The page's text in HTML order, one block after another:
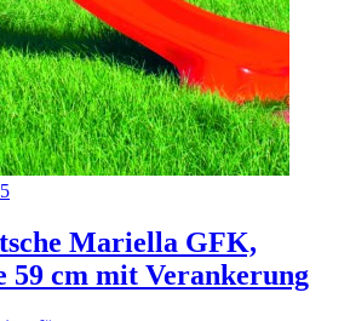
Mariella GFK,
59 cm mit Verankerung